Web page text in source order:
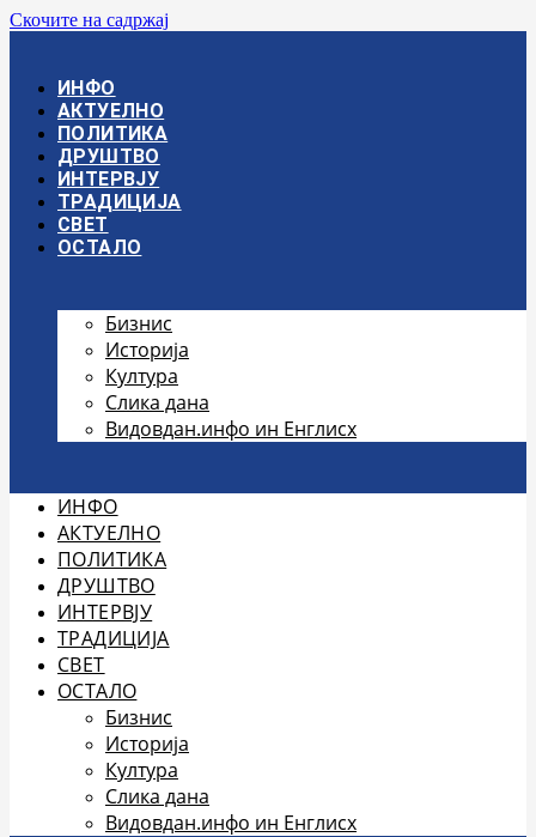
Скочите на садржај
ИНФО
АКТУЕЛНО
ПОЛИТИКА
ДРУШТВО
ИНТЕРВЈУ
ТРАДИЦИЈА
СВЕТ
ОСТАЛО
Бизнис
Историја
Култура
Слика дана
Видовдан.инфо ин Енглисх
ИНФО
АКТУЕЛНО
ПОЛИТИКА
ДРУШТВО
ИНТЕРВЈУ
ТРАДИЦИЈА
СВЕТ
ОСТАЛО
Бизнис
Историја
Култура
Слика дана
Видовдан.инфо ин Енглисх